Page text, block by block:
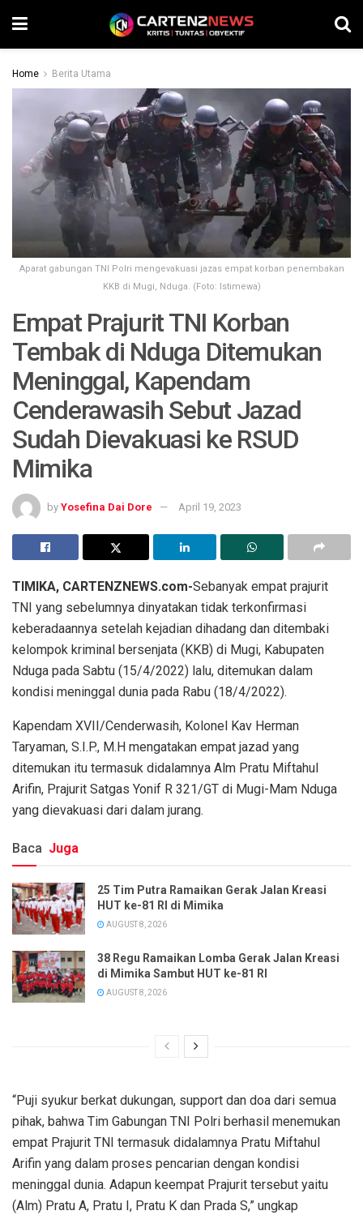
Home Berita Utama
Aparat gabungan TNI Polri mengevakuasi jazas empat korban penembakan
KKB di Mugi, Nduga. (Foto: Istimewa)
Empat Prajurit TNI Korban
Tembak di Nduga Ditemukan
Meninggal, Kapendam
Cenderawasih Sebut Jazad
Sudah Dievakuasi ke RSUD
Mimika
by Yosefina Dai Dore April 19, 2023
TIMIKA, CARTENZNEWS.com-Sebanyak empat prajurit
TNI yang sebelumnya dinyatakan tidak terkonfirmasi
keberadaannya setelah kejadian dihadang dan ditembaki
kelompok kriminal bersenjata (KKB) di Mugi, Kabupaten
Nduga pada Sabtu (15/4/2022) lalu, ditemukan dalam
kondisi meninggal dunia pada Rabu (18/4/2022).
Kapendam XVII/Cenderwasih, Kolonel Kav Herman
Taryaman, S.I.P., M.H mengatakan empat jazad yang
ditemukan itu termasuk didalamnya Alm Pratu Miftahul
Arifin, Prajurit Satgas Yonif R 321/GT di Mugi-Mam Nduga
yang dievakuasi dari dalam jurang.
Baca Juga
25 Tim Putra Ramaikan Gerak Jalan Kreasi
HUT ke-81 RI di Mimika
AUGUST 8, 2026
38 Regu Ramaikan Lomba Gerak Jalan Kreasi
di Mimika Sambut HUT ke-81 RI
AUGUST 8, 2026
“Puji syukur berkat dukungan, support dan doa dari semua
pihak, bahwa Tim Gabungan TNI Polri berhasil menemukan
empat Prajurit TNI termasuk didalamnya Pratu Miftahul
Arifin yang dalam proses pencarian dengan kondisi
meninggal dunia. Adapun keempat Prajurit tersebut yaitu
(Alm) Pratu A, Pratu I, Pratu K dan Prada S,” ungkap